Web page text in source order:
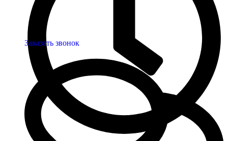
Заказать звонок